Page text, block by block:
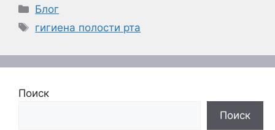
Рубрики
Блог
Метки
гигиена полости рта
Поиск
Поиск